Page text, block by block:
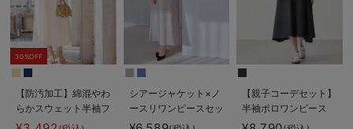
30%OFF
【防汚加工】綿混やわ
らかスウェット半袖フ
レアワンピース マタ
シアージャケット×ノ
ースリワンピースセッ
ト マタニティ・産後
【親子コーデセット】
半袖ポロワンピース
（ひざ下丈）＆襟付き